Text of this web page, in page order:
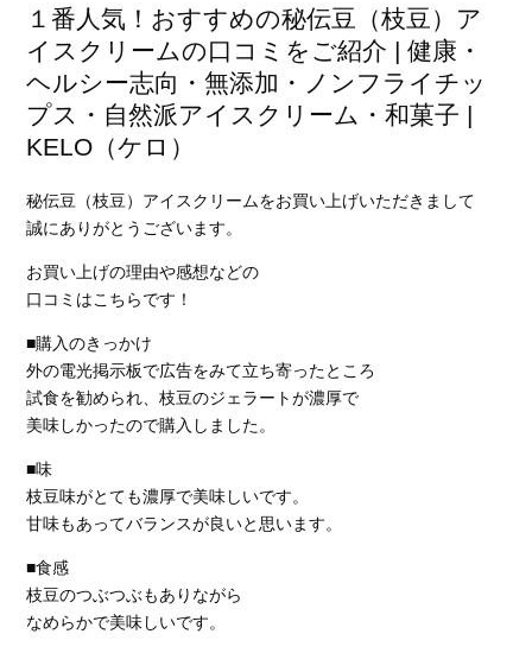
１番人気！おすすめの秘伝豆（枝豆）ア
イスクリームの口コミをご紹介 | 健康・
ヘルシー志向・無添加・ノンフライチッ
プス・自然派アイスクリーム・和菓子 |
KELO（ケロ）
秘伝豆（枝豆）アイスクリームをお買い上げいただきまして
誠にありがとうございます。
お買い上げの理由や感想などの
口コミはこちらです！
■購入のきっかけ
外の電光掲示板で広告をみて立ち寄ったところ
試食を勧められ、枝豆のジェラートが濃厚で
美味しかったので購入しました。
■味
枝豆味がとても濃厚で美味しいです。
甘味もあってバランスが良いと思います。
■食感
枝豆のつぶつぶもありながら
なめらかで美味しいです。